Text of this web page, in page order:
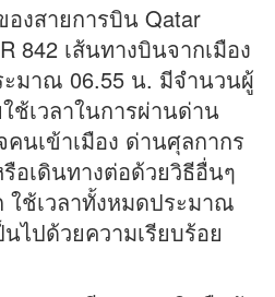
งสายการบิน Qatar
842 เส้นทางบินจากเมือง
ะมาณ 06.55 น. มีจำนวนผู้
ช้เวลาในการผ่านด่าน
นเข้าเมือง ด่านศุลกากร
เดินทางต่อด้วยวิธีอื่นๆ
ใช้เวลาทั้งหมดประมาณ
ไปด้วยความเรียบร้อย